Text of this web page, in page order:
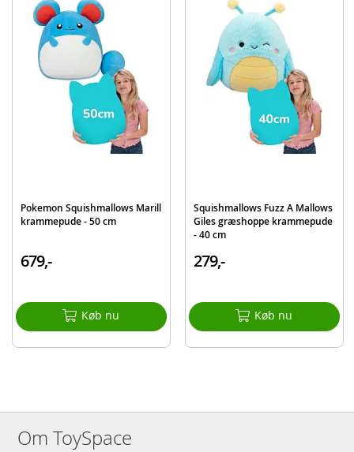
Squishmallows
Pokemon Squishmallows Marill
krammepude - 50 cm
679,-
Køb nu
Squishmallows Fuzz A Mallows
Giles græshoppe krammepude
- 40 cm
279,-
Køb nu
Om ToySpace